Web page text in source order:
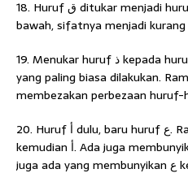
18. Huruf ﻕ ditukar menjadi huruf ﻙ. Apabila huruf ﻕ berbaris
bawah, sifatnya menjadi
19. Menukar huruf ﺫ kepada huruf ﺯ. Ini merupakan kesalahan
yang paling biasa dilakukan.
membezakan perbezaan huruf-
20. Huruf ﺃ dulu, baru huruf ﻉ. Ramai yang membunyikan ﺃ ,
kemudian ﺃ. Ada juga membunyikan ﻉ, kemudian ﺃ. Tak kurang